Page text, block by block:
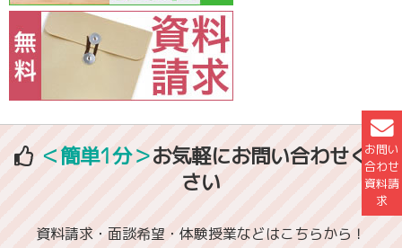
お問い
合わせ
資料請
求
＜簡単1分＞お気軽にお問い合わせくだ
さい
資料請求・面談希望・体験授業などはこちらから！